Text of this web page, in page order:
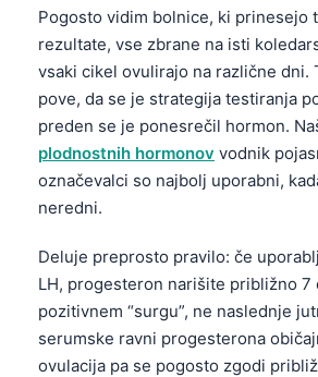
Pogosto vidim bolnice, ki prinesejo
rezultate, vse zbrane na isti
vsaki cikel ovulirajo na različne dni.
pove, da se je strategija testiranja
preden se je ponesrečil hormon.
plodnostnih hormonov vodnik
označevalci so najbolj uporabni,
neredni.
Deluje preprosto pravilo: če
LH, progesteron narišite približno 7
pozitivnem “surgu”, ne naslednje
serumske ravni progesterona
ovulacija pa se pogosto zgodi